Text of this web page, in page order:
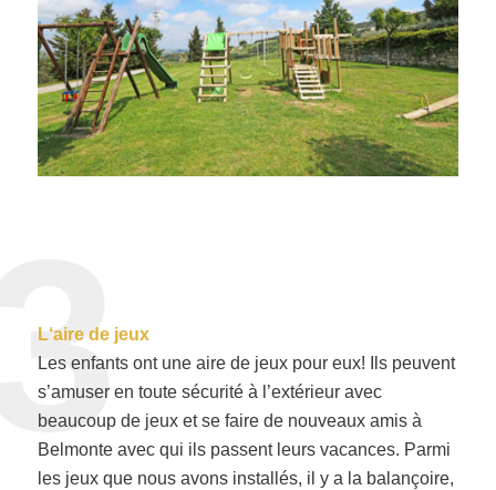
L‘aire de jeux
Les enfants ont une aire de jeux pour eux! Ils peuvent
s’amuser en toute sécurité à l’extérieur avec
beaucoup de jeux et se faire de nouveaux amis à
Belmonte avec qui ils passent leurs vacances. Parmi
les jeux que nous avons installés, il y a la balançoire,